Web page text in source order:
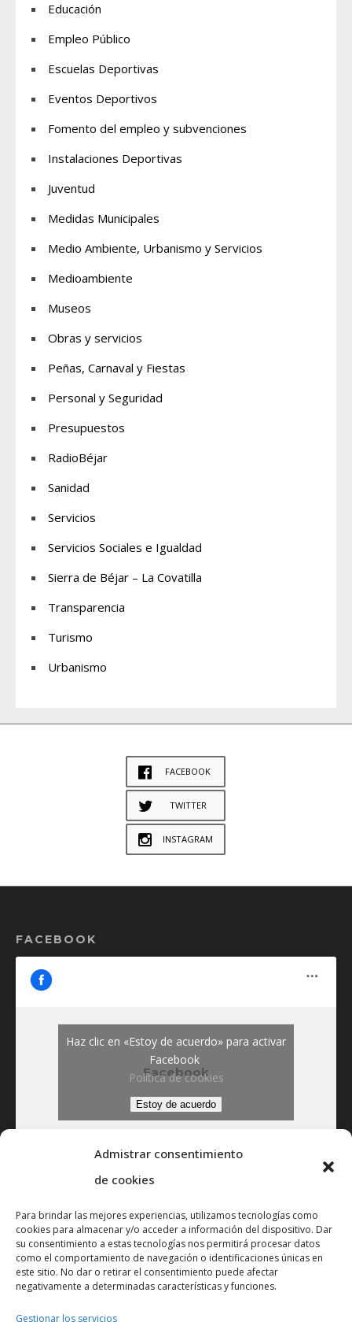
Admistrar consentimiento
de cookies
Para brindar las mejores experiencias, utilizamos tecnologías como
cookies para almacenar y/o acceder a información del dispositivo. Dar
su consentimiento a estas tecnologías nos permitirá procesar datos
como el comportamiento de navegación o identificaciones únicas en
este sitio. No dar o retirar el consentimiento puede afectar
negativamente a determinadas características y funciones.
Gestionar los servicios
Educación
Empleo Público
Escuelas Deportivas
Eventos Deportivos
Fomento del empleo y subvenciones
Instalaciones Deportivas
Juventud
Medidas Municipales
Medio Ambiente, Urbanismo y Servicios
Medioambiente
Museos
Obras y servicios
Peñas, Carnaval y Fiestas
Personal y Seguridad
Presupuestos
RadioBéjar
Sanidad
Servicios
Servicios Sociales e Igualdad
Sierra de Béjar – La Covatilla
Transparencia
Turismo
Urbanismo
FACEBOOK
TWITTER
INSTAGRAM
FACEBOOK
Facebook
Haz clic en «Estoy de acuerdo» para activar
Facebook
Política de cookies
Estoy de acuerdo
NOTICIAS